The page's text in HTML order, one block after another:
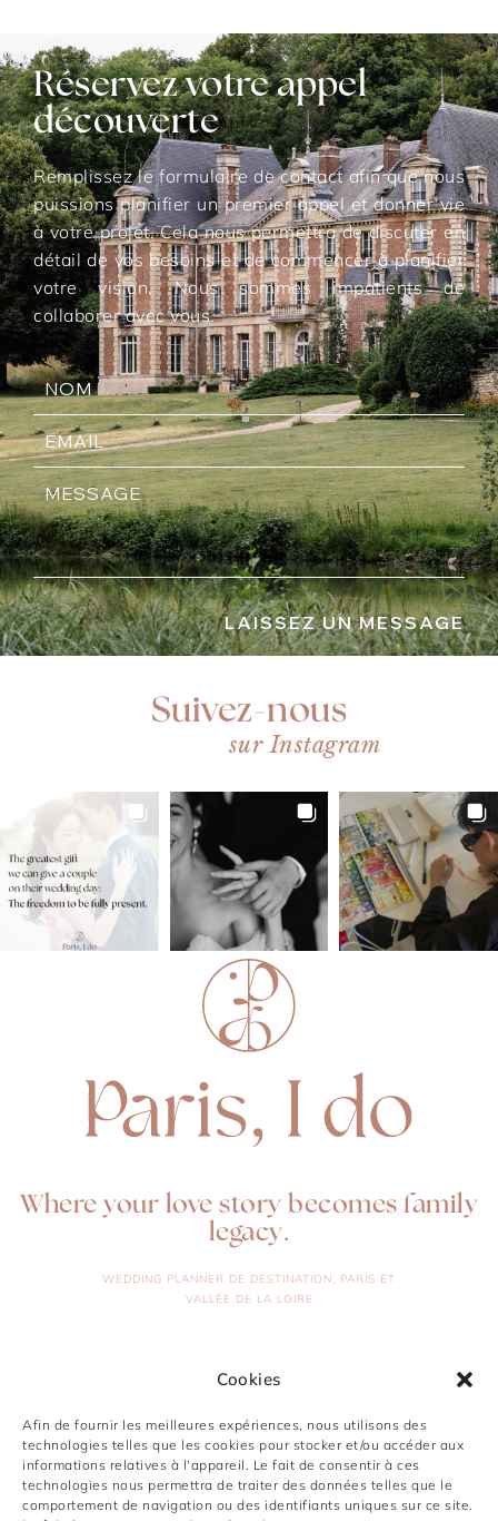
Cookies
Afin de fournir les meilleures expériences, nous utilisons des
technologies telles que les cookies pour stocker et/ou accéder aux
informations relatives à l'appareil. Le fait de consentir à ces
technologies nous permettra de traiter des données telles que le
comportement de navigation ou des identifiants uniques sur ce site.
Réservez votre appel
découverte
Remplissez le formulaire de contact afin que nous
puissions planifier un premier appel et donner vie
à votre projet. Cela nous permettra de discuter en
détail de vos besoins et de commencer à planifier
votre vision. Nous sommes impatients de
collaborer avec vous.
LAISSEZ UN MESSAGE
Suivez-nous
sur Instagram
À PROPOS
SERVICES
Where your love story becomes family
legacy.
WEDDING PLANNER DE DESTINATION, PARIS ET
VALLÉE DE LA LOIRE
EMAIL
INSTAGRAM